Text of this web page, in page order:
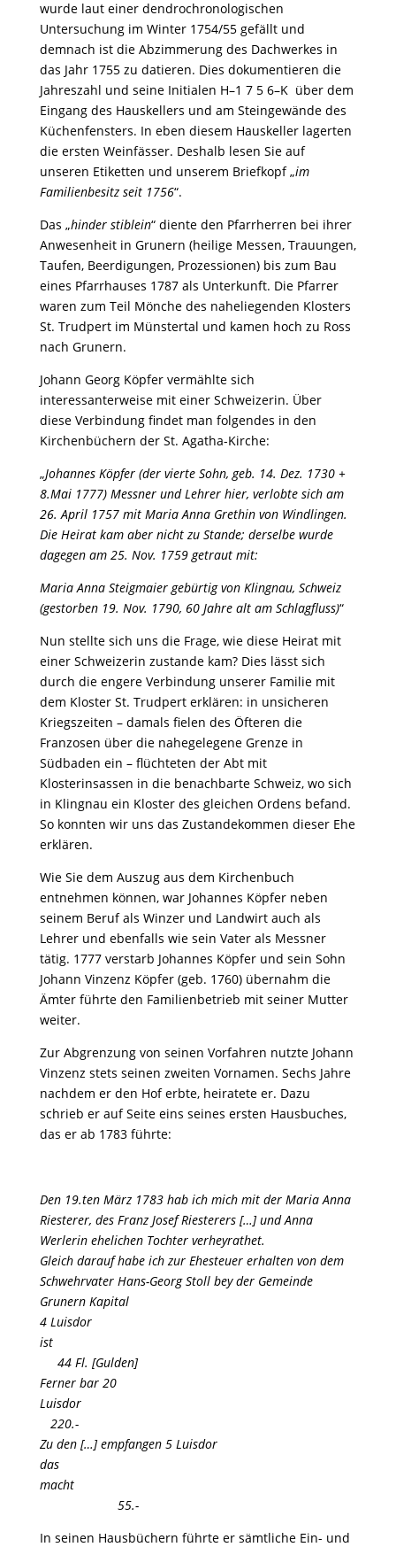
wurde laut einer dendrochronologischen
Untersuchung im Winter 1754/55 gefällt und
demnach ist die Abzimmerung des Dachwerkes in
das Jahr 1755 zu datieren. Dies dokumentieren die
Jahreszahl und seine Initialen H–1 7 5 6–K über dem
Eingang des Hauskellers und am Steingewände des
Küchenfensters. In eben diesem Hauskeller lagerten
die ersten Weinfässer. Deshalb lesen Sie auf
unseren Etiketten und unserem Briefkopf „im
Familienbesitz seit 1756“.
Das „hinder stiblein“ diente den Pfarrherren bei ihrer
Anwesenheit in Grunern (heilige Messen, Trauungen,
Taufen, Beerdigungen, Prozessionen) bis zum Bau
eines Pfarrhauses 1787 als Unterkunft. Die Pfarrer
waren zum Teil Mönche des naheliegenden Klosters
St. Trudpert im Münstertal und kamen hoch zu Ross
nach Grunern.
Johann Georg Köpfer vermählte sich
interessanterweise mit einer Schweizerin. Über
diese Verbindung findet man folgendes in den
Kirchenbüchern der St. Agatha-Kirche:
„Johannes Köpfer (der vierte Sohn, geb. 14. Dez. 1730 +
8.Mai 1777) Messner und Lehrer hier, verlobte sich am
26. April 1757 mit Maria Anna Grethin von Windlingen.
Die Heirat kam aber nicht zu Stande; derselbe wurde
dagegen am 25. Nov. 1759 getraut mit:
Maria Anna Steigmaier gebürtig von Klingnau, Schweiz
(gestorben 19. Nov. 1790, 60 Jahre alt am Schlagfluss)“
Nun stellte sich uns die Frage, wie diese Heirat mit
einer Schweizerin zustande kam? Dies lässt sich
durch die engere Verbindung unserer Familie mit
dem Kloster St. Trudpert erklären: in unsicheren
Kriegszeiten – damals fielen des Öfteren die
Franzosen über die nahegelegene Grenze in
Südbaden ein – flüchteten der Abt mit
Klosterinsassen in die benachbarte Schweiz, wo sich
in Klingnau ein Kloster des gleichen Ordens befand.
So konnten wir uns das Zustandekommen dieser Ehe
erklären.
Wie Sie dem Auszug aus dem Kirchenbuch
entnehmen können, war Johannes Köpfer neben
seinem Beruf als Winzer und Landwirt auch als
Lehrer und ebenfalls wie sein Vater als Messner
tätig. 1777 verstarb Johannes Köpfer und sein Sohn
Johann Vinzenz Köpfer (geb. 1760) übernahm die
Ämter führte den Familienbetrieb mit seiner Mutter
weiter.
Zur Abgrenzung von seinen Vorfahren nutzte Johann
Vinzenz stets seinen zweiten Vornamen. Sechs Jahre
nachdem er den Hof erbte, heiratete er. Dazu
schrieb er auf Seite eins seines ersten Hausbuches,
das er ab 1783 führte:
Den 19.ten März 1783 hab ich mich mit der Maria Anna
Riesterer, des Franz Josef Riesterers […] und Anna
Werlerin ehelichen Tochter verheyrathet.
Gleich darauf habe ich zur Ehesteuer erhalten von dem
Schwehrvater Hans-Georg Stoll bey der Gemeinde
Grunern Kapital
4 Luisdor
ist
44 Fl. [Gulden]
Ferner bar 20
Luisdor
220.-
Zu den […] empfangen 5 Luisdor
das
macht
55.-
In seinen Hausbüchern führte er sämtliche Ein- und